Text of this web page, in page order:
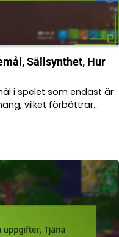
Sällsynthet, Hur
i spelet som endast är
vilket förbättrar…